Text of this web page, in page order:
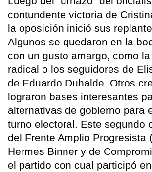
contundente victoria de
la oposición inició sus
Algunos se quedaron en la
con un gusto amargo, como
radical o los seguidores de
de Eduardo Duhalde. Otros
lograron bases interesantes
alternativas de gobierno para
turno electoral. Este segundo
del Frente Amplio Progresista
Hermes Binner y de
el partido con cual participó